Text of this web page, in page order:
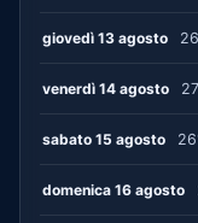
giovedì 13 agosto
venerdì 14 agosto
sabato 15 agosto
domenica 16 agosto